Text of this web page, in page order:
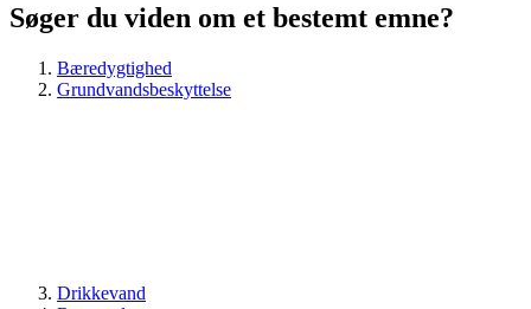
Søger du viden om et bestemt emne?
Bæredygtighed
Grundvandsbeskyttelse
Drikkevand